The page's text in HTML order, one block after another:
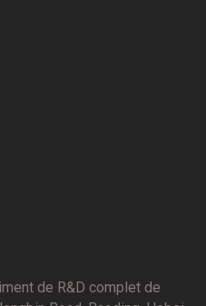
de R&D complet de